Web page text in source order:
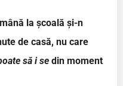
la școală și-n
de casă, nu care
să i se din moment